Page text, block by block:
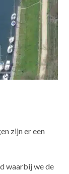
zijn er een
waarbij we de